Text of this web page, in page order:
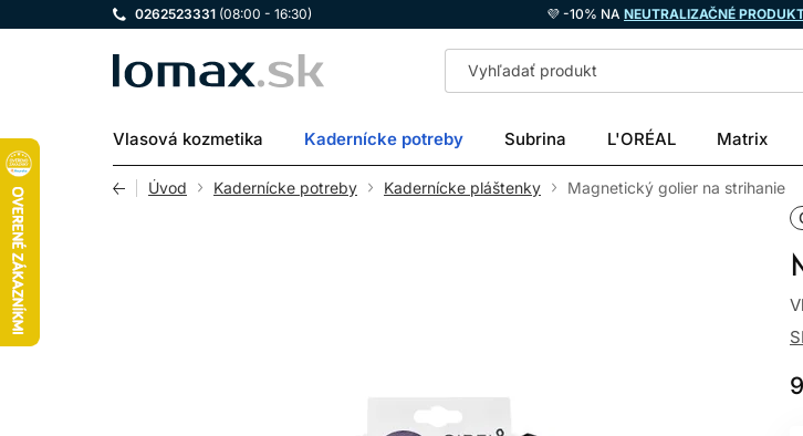
0262523331 (08:00 - 16:30) 💜 -10% NA NEUTRALIZAČNÉ
LOMAX
Vlasová kozmetika Kadernícke potreby Subrina L'ORÉAL Matrix
Úvod Kadernícke potreby Kadernícke pláštenky
Magnetický golier na strihanie